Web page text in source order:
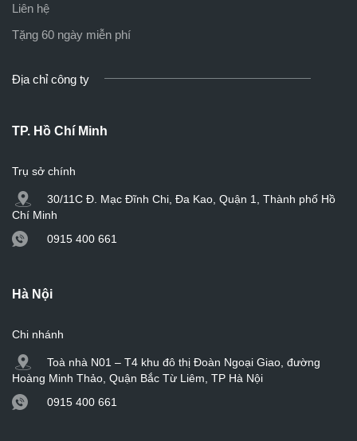
Liên hệ
Tặng 60 ngày miễn phí
Địa chỉ công ty
TP. Hồ Chí Minh
Trụ sở chính
30/11C Đ. Mạc Đĩnh Chi, Đa Kao, Quận 1, Thành phố Hồ
Chí Minh
0915 400 661
Hà Nội
Chi nhánh
Toà nhà N01 – T4 khu đô thị Đoàn Ngoại Giao, đường
Hoàng Minh Thảo, Quận Bắc Từ Liêm, TP Hà Nội
0915 400 661